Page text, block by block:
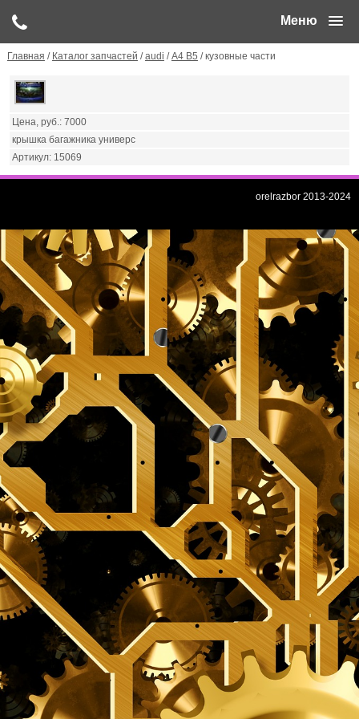
Меню
Главная / Каталог запчастей /audi /А4 B5 / кузовные части
7000
крышка багажника универс
15069
orelrazbor 2013-2024